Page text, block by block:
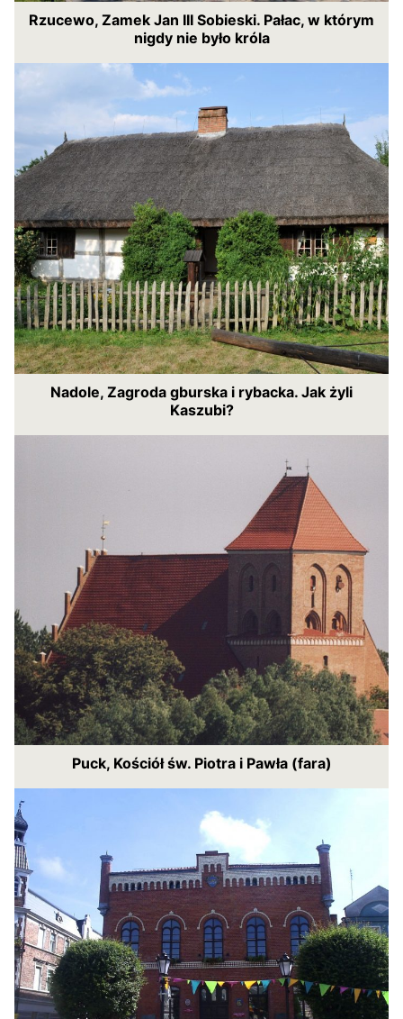
Rzucewo, Zamek Jan III Sobieski. Pałac, w którym
nigdy nie było króla
Nadole, Zagroda gburska i rybacka. Jak żyli
Kaszubi?
Puck, Kościół św. Piotra i Pawła (fara)